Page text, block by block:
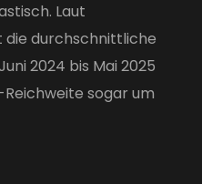
Laut
die durchschnittliche
2024 bis Mai 2025
sogar um